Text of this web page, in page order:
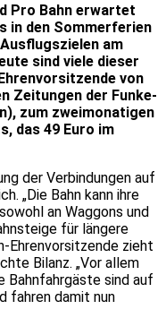
Pro Bahn erwartet
in den Sommerferien
am
sind viele dieser
von
Zeitungen der Funke-
zum zweimonatigen
das 49 Euro im
der Verbindungen auf
„Die Bahn kann ihre
an Waggons und
für längere
Ehrenvorsitzende zieht
Bilanz. „Vor allem
Bahnfahrgäste sind auf
fahren damit nun